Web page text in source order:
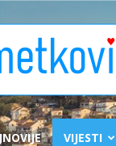
VIJESTI